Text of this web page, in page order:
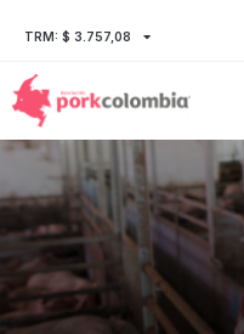
TRM: $ 3.757,08